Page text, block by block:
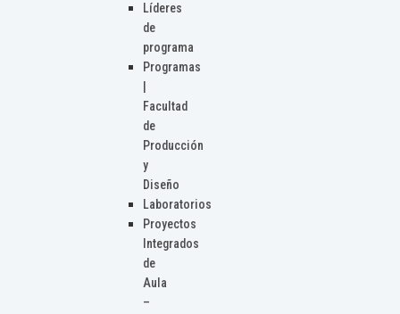
Líderes
de
programa
Programas
Facultad
de
Producción
y
Diseño
Laboratorios
Proyectos
Integrados
de
Aula
–